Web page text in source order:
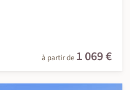
à partir de 1 069 €